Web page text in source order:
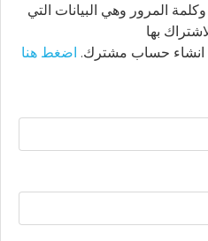
المرور وهي البيانات التي
بها
انشاء حساب مشترك. اضغط هنا